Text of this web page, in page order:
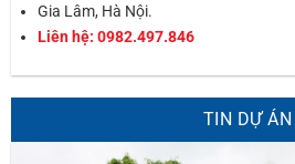
Gia Lâm, Hà Nội.
Liên hệ: 0982.497.846
TIN DỰ ÁN